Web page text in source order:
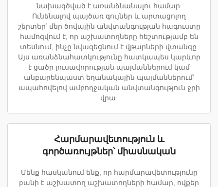
նախագծված է առանձնանալու համար:
Ունենալով պայծառ գույներ և արտացոլող
շերտեր՝ մեր ծովային անվտանգության հագուստը
համոզվում է, որ աշխատողները հեշտությամբ են
տեսնում, ինչը նվազեցնում է վթարների վտանգը:
Այս առանձնահատկությունը հատկապես կարևոր
է ցածր լուսավորության պայմաններում կամ
անբարենպաստ եղանակային պայմաններում՝
ապահովելով ամբողջական անվտանգություն ջրի
վրա:
Հարմարավետություն և
գործառույթներ՝ միասնական
Մենք հասկանում ենք, որ հարմարավետությունը
բանի է աշխատող աշխատողների համար, ովքեր